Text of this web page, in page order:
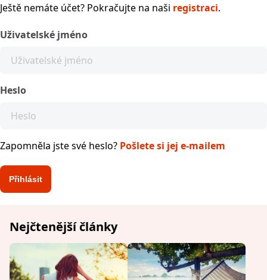
Ještě nemáte účet? Pokračujte na naši registraci.
Uživatelské jméno
Heslo
Zapomněla jste své heslo? Pošlete si jej e-mailem
Nejčtenější články